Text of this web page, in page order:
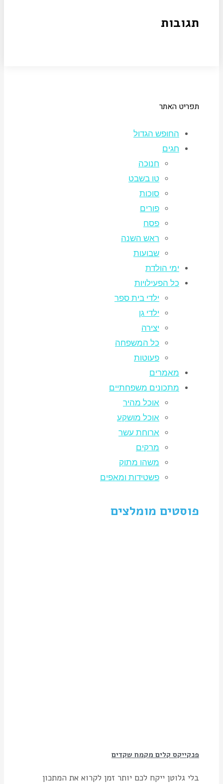
תגובות
תפריט האתר
החופש הגדול
חגים
חנוכה
טו בשבט
סוכות
פורים
פסח
ראש השנה
שבועות
ימי הולדת
כל הפעילויות
ילדי בית ספר
ילדי גן
יצירה
כל המשפחה
פעוטות
מאמרים
מתכונים משפחתיים
אוכל מהיר
אוכל מושקע
ארוחת עשר
מרקים
משהו מתוק
פשטידות ומאפים
פוסטים מומלצים
פנקייקס קלים מקמח שקדים
בלי גלוטן ייקח לכם יותר זמן לקרוא את המתכון